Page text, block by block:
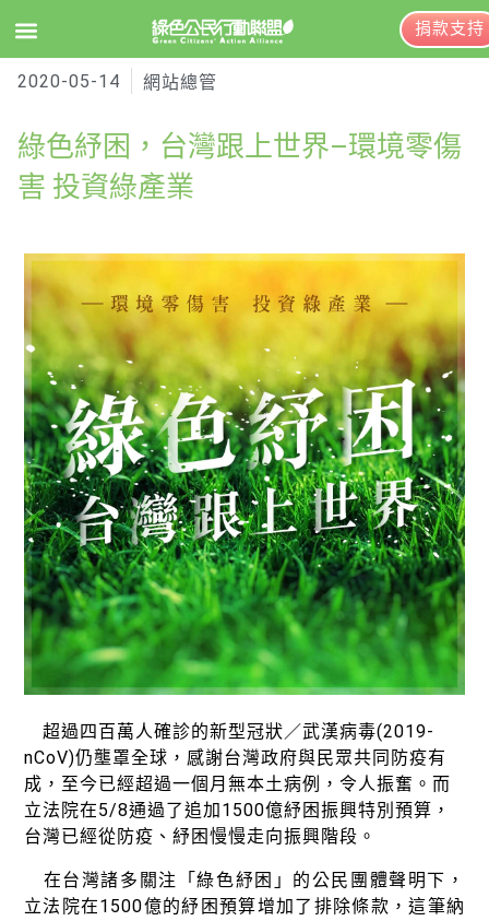
關於綠盟
大事記
綠盟團隊
聯絡資訊
捐款徵信
年度報告與財報
綠盟倡議
廢除核電
淨零轉型
透明足跡
綠盟觀點
投書及專欄
工作側記
出版及義賣品
參與綠盟
EN
捐款支持
2020-05-14 網站總管
綠色紓困，台灣跟上世界–環境零傷
害 投資綠產業
超過四百萬人確診的新型冠狀／武漢病毒(2019-
nCoV)仍壟罩全球，感謝台灣政府與民眾共同防疫有
成，至今已經超過一個月無本土病例，令人振奮。而
立法院在5/8通過了追加1500億紓困振興特別預算，
台灣已經從防疫、紓困慢慢走向振興階段。
在台灣諸多關注「綠色紓困」的公民團體聲明下，
立法院在1500億的紓困預算增加了排除條款，這筆納